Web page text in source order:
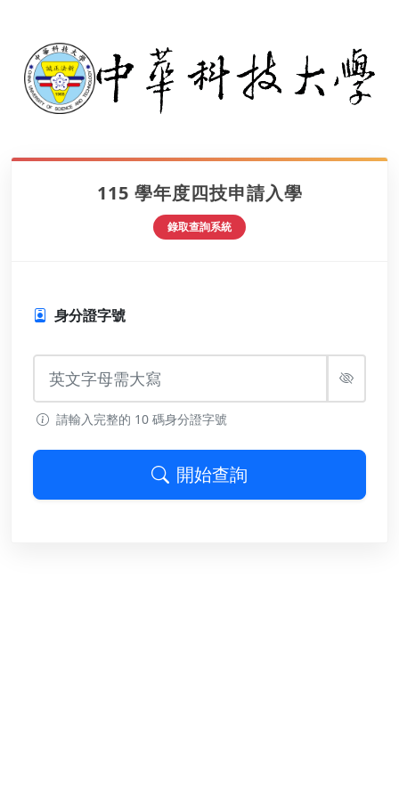
115 學年度四技申請入學
錄取查詢系統
身分證字號
請輸入完整的 10 碼身分證字號
開始查詢